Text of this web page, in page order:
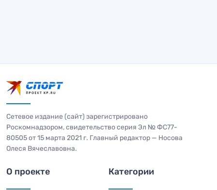
Сетевое издание (сайт) зарегистрировано
Роскомнадзором, свидетельство серия Эл № ФС77-
80505 от 15 марта 2021 г. Главный редактор — Носова
Олеся Вячеславовна.
О проекте Категории